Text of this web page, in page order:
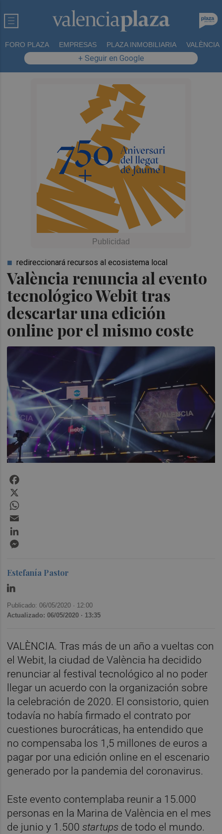
FORO PLAZA EMPRESAS PLAZA INMOBILIARIA VALÈNCIA
+ Seguir en Google
València renuncia al evento
tecnológico Webit tras
descartar una edición
online por el mismo coste
redireccionará recursos al ecosistema local
Estefanía Pastor
Publicado: 06/05/2020 · 12:00
Actualizado: 06/05/2020 · 13:35
VALÈNCIA. Tras más de un año a vueltas con
el Webit, la ciudad de València ha decidido
renunciar al festival tecnológico al no poder
llegar un acuerdo con la organización sobre
la celebración de 2020. El consistorio, quien
todavía no había firmado el contrato por
cuestiones burocráticas, ha entendido que
no compensaba los 1,5 millones de euros a
pagar por una edición online en el escenario
generado por la pandemia del coronavirus.
Este evento contemplaba reunir a 15.000
personas en la Marina de València en el mes
de junio y 1.500startups de todo el mundo.